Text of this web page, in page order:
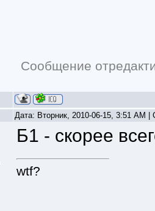
Сообщение
Дата: Вторник, 2010-06-15, 3:51 AM
Б1 - скорее
wtf?